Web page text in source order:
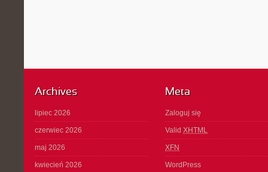
Archives
lipiec 2026
czerwiec 2026
maj 2026
kwiecień 2026
Meta
Zaloguj się
Valid XHTML
XFN
WordPress